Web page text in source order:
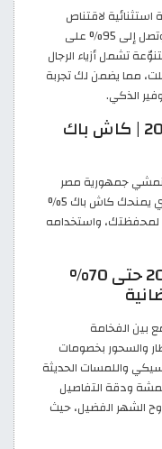
نمشي رمضان 2026 فرصة استثنائية لاقتناص
جميع احتياجاتك بخصومات تبدأ من 30% وتصل إلى 95% على
تشمل أزياء الرجال
مما يضمن لك تجربة
الذكي.
كود خصم نمشي رمضان 2026 | كاش باك
جمهورية مصر
" الذي يمنحك كاش باك 5%
لمحفظتك، واستخدامه
تخفيضات نمشي رمضان 2026 حتى 70%
بين الفخامة
والسحور بخصومات
واللمسات الحديثة
ودقة التفاصيل
الشهر الفضيل، حيث